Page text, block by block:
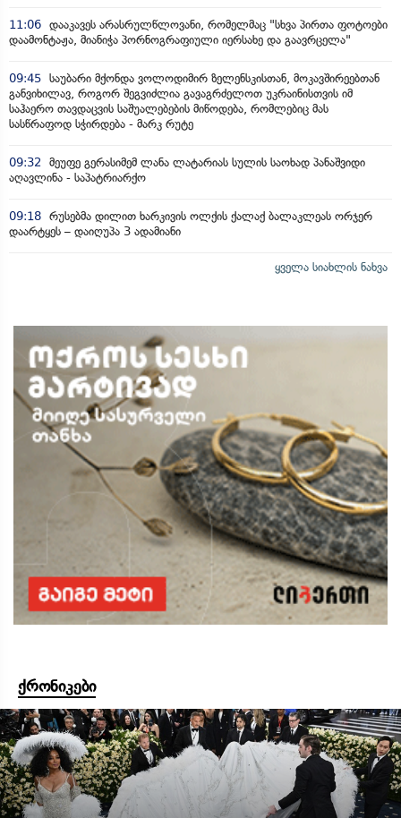
11:06 დააკავეს არასრულწლოვანი, რომელმაც "სხვა პირთა ფოტოები
დაამონტაჟა, მიანიჭა პორნოგრაფიული იერსახე და გაავრცელა"
09:45 საუბარი მქონდა ვოლოდიმირ ზელენსკისთან, მოკავშირეებთან
განვიხილავ, როგორ შეგვიძლია გავაგრძელოთ უკრაინისთვის იმ
საჰაერო თავდაცვის საშუალებების მიწოდება, რომლებიც მას
სასწრაფოდ სჭირდება - მარკ რუტე
09:32
მეუფე გერასიმემ ლანა ლატარიას სულის საოხად პანაშვიდი
აღავლინა - საპატრიარქო
09:18 რუსებმა დილით ხარკივის ოლქის ქალაქ ბალაკლეას ორჯერ
დაარტყეს – დაიღუპა 3 ადამიანი
ყველა სიახლის ნახვა
ქრონიკები